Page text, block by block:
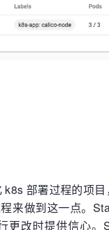
部署过程的项
来做到这一点。
更改时提供信心